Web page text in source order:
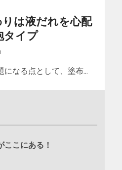
は液だれを心配
タイプ
なる点として、塗布...
ここにある！